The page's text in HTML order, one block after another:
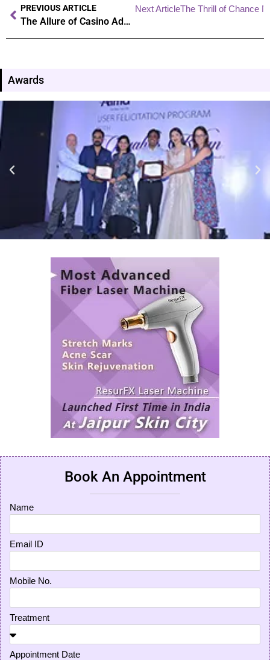
PREVIOUS ARTICLE
The Allure of Casino Adventures What Makes Them Irresistible
Next ArticleThe Thrill of Chance
Awards
Book An Appointment
Name
Email ID
Mobile No.
Treatment
Appointment Date